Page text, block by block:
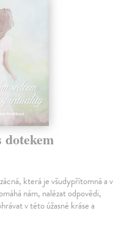
dotekem
která je všudypřítomná a v
nám, nalézat odpovědi,
v této úžasné kráse a